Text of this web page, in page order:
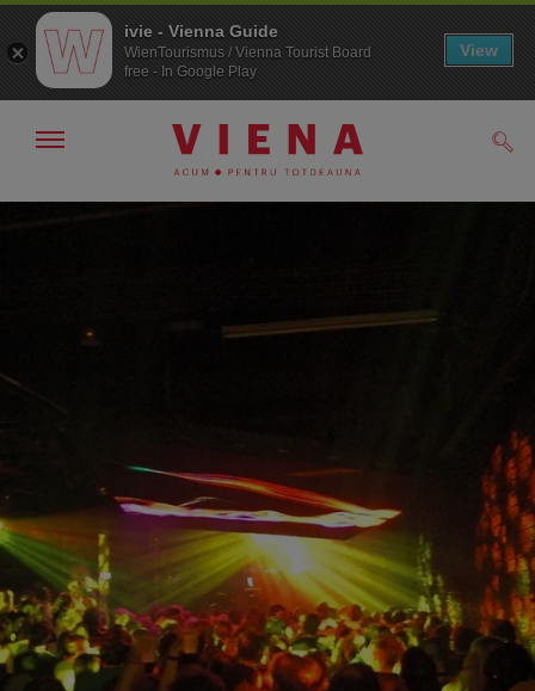
Către
Către
Arată/ascunde
ivie - Vienna Guide
WienTourismus / Vienna Tourist Board
free - In Google Play
View